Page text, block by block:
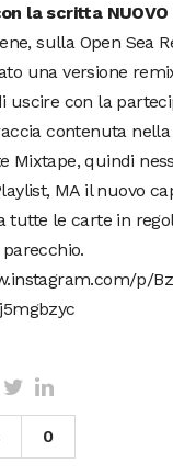
la scritta NUOVO
sulla Open Sea
una versione
uscire con la
contenuta
Mixtape, quindi
MA il nuovo
tutte le carte in
p/
0